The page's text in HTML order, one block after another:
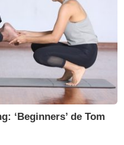
‘Beginners’ de Tom